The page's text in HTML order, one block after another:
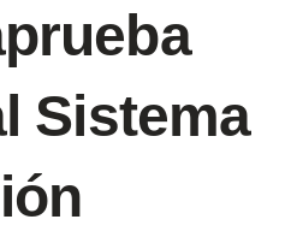
Sistema